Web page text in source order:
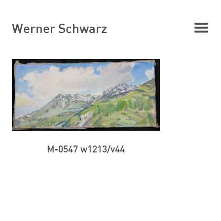
Werner Schwarz
M-0547 w1213/v44